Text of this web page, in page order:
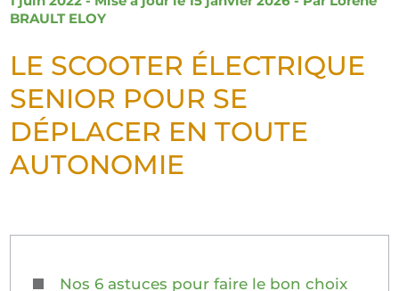
BRAULT ELOY
LE SCOOTER ÉLECTRIQUE
SENIOR POUR SE
DÉPLACER EN TOUTE
AUTONOMIE
Nos 6 astuces pour faire le bon choix